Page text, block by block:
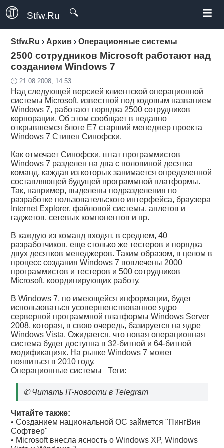
Stfw.Ru 🔍 ≡
Stfw.Ru › Архив ›Операционные системы
2500 сотрудников Microsoft работают над
созданием Windows 7
🕛 21.08.2008, 14:53
Над следующей версией клиентской операционной
системы Microsoft, известной под кодовым названием
Windows 7, работают порядка 2500 сотрудников
корпорации. Об этом сообщает в недавно
открывшемся блоге E7 старший менеджер проекта
Windows 7 Стивен Синофски.
Как отмечает Синофски, штат программистов
Windows 7 разделен на два с половиной десятка
команд, каждая из которых занимается определенной
составляющей будущей программной платформы.
Так, например, выделены подразделения по
разработке пользовательского интерфейса, браузера
Internet Explorer, файловой системы, аплетов и
гаджетов, сетевых компонентов и пр.
В каждую из команд входят, в среднем, 40
разработчиков, еще столько же тестеров и порядка
двух десятков менеджеров. Таким образом, в целом в
процесс создания Windows 7 вовлечены 2000
программистов и тестеров и 500 сотрудников
Microsoft, координирующих работу.
В Windows 7, по имеющейся информации, будет
использоваться усовершенствованное ядро
серверной программной платформы Windows Server
2008, которая, в свою очередь, базируется на ядре
Windows Vista. Ожидается, что новая операционная
система будет доступна в 32-битной и 64-битной
модификациях. На рынке Windows 7 может
появиться в 2010 году.
Операционные системы Теги:
✆Читать IT-новости в Telegram
Читайте также:
•Созданием национальной ОС займется "ПингВин
Софтвер"
• Microsoft внесла ясность о Windows XP, Windows